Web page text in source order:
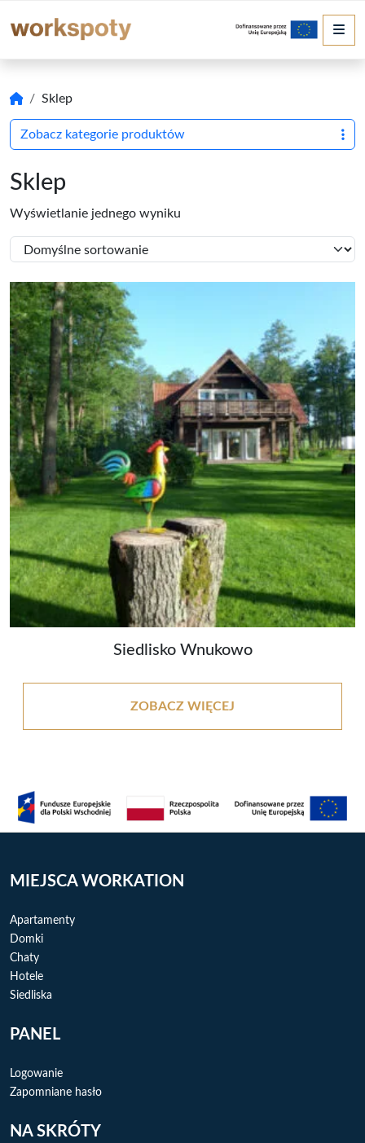
Sklep
Sklep
Wyświetlanie jednego wyniku
Siedlisko Wnukowo
ZOBACZ WIĘCEJ
Zobacz kategorie produktów
MIEJSCA WORKATION
Apartamenty
Domki
Chaty
Hotele
Siedliska
PANEL
Logowanie
Zapomniane hasło
NA SKRÓTY